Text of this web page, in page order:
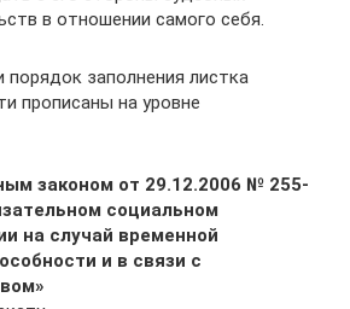
в отношении самого себя.
порядок заполнения листка
прописаны на уровне
законом от 29.12.2006 № 255-
социальном
на случай временной
и в связи с